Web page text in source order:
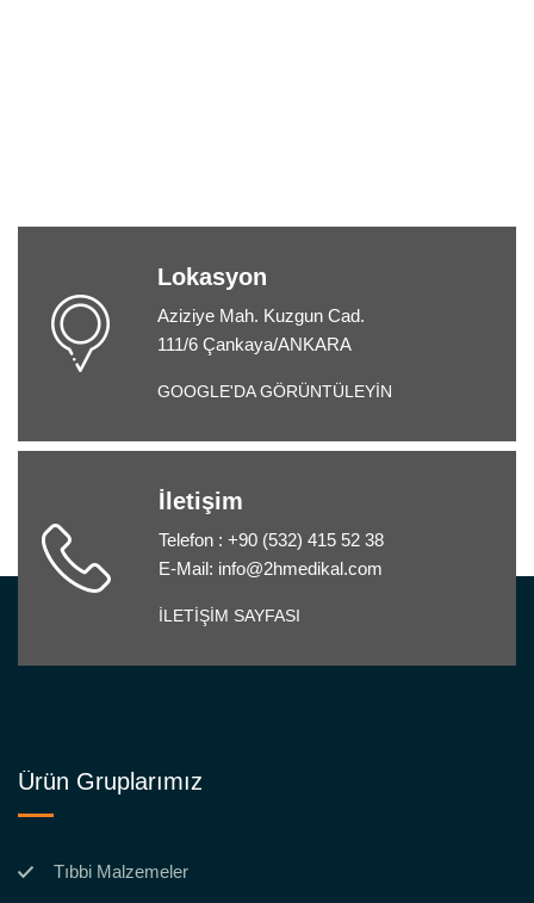
Lokasyon
Aziziye Mah. Kuzgun Cad.
111/6 Çankaya/ANKARA
GOOGLE'DA GÖRÜNTÜLEYİN
İletişim
Telefon : +90 (532) 415 52 38
E-Mail: info@2hmedikal.com
İLETİŞİM SAYFASI
Ürün Gruplarımız
Tıbbi Malzemeler